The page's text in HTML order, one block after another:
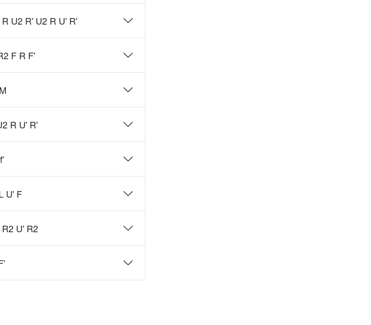
U2 R' U2 R U' R'
F R F'
R U' R'
U' F
U' R2